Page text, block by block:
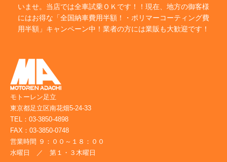
いませ。当店では全車試乗ＯＫです！！現在、地方の御客様
にはお得な「全国納車費用半額！・ポリマーコーティング費
用半額」キャンペーン中！業者の方には業販も大歓迎です！
モトーレン足立
東京都足立区南花畑5-24-33
TEL：03-3850-4898
FAX：03-3850-0748
営業時間 ９：００～１８：００
水曜日 ／ 第１・３木曜日